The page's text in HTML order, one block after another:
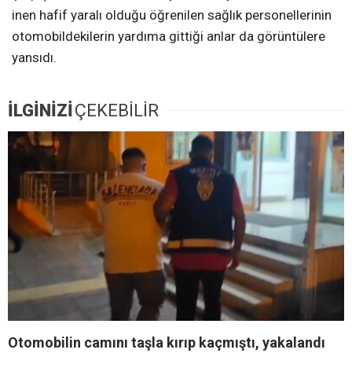
inen hafif yaralı olduğu öğrenilen sağlık personellerinin
otomobildekilerin yardıma gittiği anlar da görüntülere
yansıdı.
İLGİNİZİÇEKEBİLİR
Otomobilin camını taşla kırıp kaçmıştı, yakalandı